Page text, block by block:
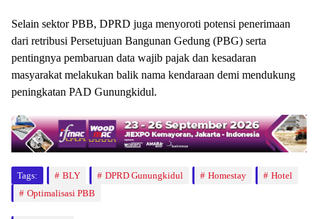
Selain sektor PBB, DPRD juga menyoroti potensi penerimaan
dari retribusi Persetujuan Bangunan Gedung (PBG) serta
pentingnya pembaruan data wajib pajak dan kesadaran
masyarakat melakukan balik nama kendaraan demi mendukung
peningkatan PAD Gunungkidul.
Tags: BLY DPRD Gunungkidul Homestay
Hotel
Optimalisasi PBB